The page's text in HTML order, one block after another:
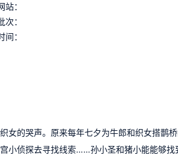
：
：
：
女的哭声。原来每年七夕为牛郎和织女搭鹊
小侦探去寻找线索……孙小圣和猪小能能够